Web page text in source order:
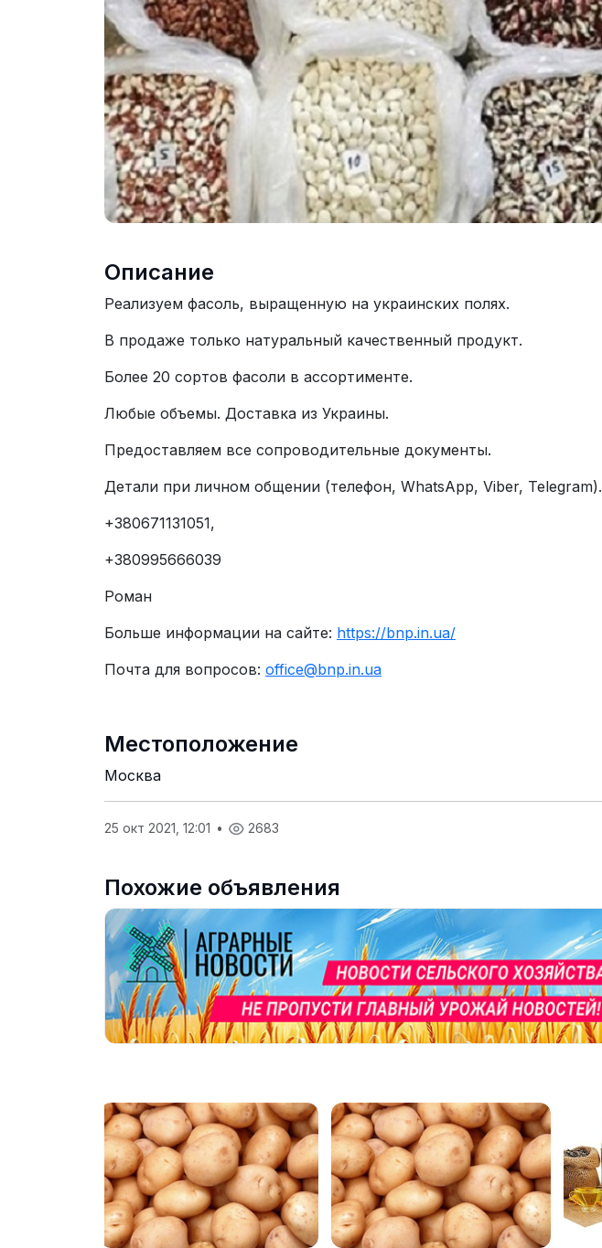
Описание
Реализуем фасоль, выращенную на украинских полях.
В продаже только натуральный качественный продукт.
Более 20 сортов фасоли в ассортименте.
Любые объемы. Доставка из Украины.
Предоставляем все сопроводительные документы.
Детали при личном общении (телефон, WhatsApp, Viber, Telegram).
+380671131051,
+380995666039
Роман
Больше информации на сайте: https://bnp.in.ua/
Почта для вопросов: office@bnp.in.ua
Местоположение
Москва
25 окт 2021, 12:01 • 2683
Похожие объявления